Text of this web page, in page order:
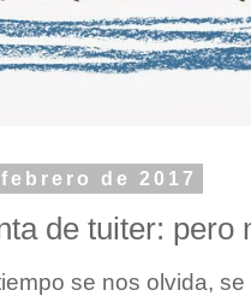
de 2017
de tuiter: pero
se nos olvida,